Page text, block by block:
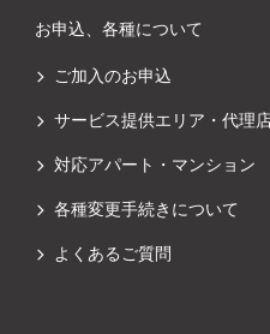
お申込、各種について
ご加入のお申込
サービス提供エリア・代理
対応アパート・マンション
各種変更手続きについて
よくあるご質問